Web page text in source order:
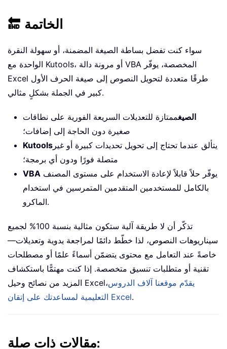
Next
End Sub
🔚 الخاتمة
سواء كنت تفضل بساطة الصيغة المضمنة، أو سهولة النقرة
الواحدة مع Kutools، أو مرونة دالة VBA المخصصة، يوفّر
Excel طرقًا متعددة لتحويل النصوص إلى صيغة الحرف الأول
كبير في الجملة بشكلٍ مثالي.
الصيغممتازة للتعديلات السريعة الفورية على نطاقات
صغيرة دون الحاجة إلى إضافات؛
Kutools يتألق عندما تحتاج إلى تحويل تحديدات كبيرة أو غير
متصلة فورًا ودون أي برمجة؛
VBA
بالكامل للمستخدمين المتقدمين المتمرسين في استخدام
الماكرو.
تذكّر أن لا طريقة آلية ستكون مثالية بنسبة 100% لجميع
سيناريوهات النصوص، لذا خطّط دائمًا لمراجعة يدوية وتعديلات—
خاصةً عند التعامل مع محتوى يتضمّن أسماءً علمًا أو مصطلحات
تقنية أو متطلبات تنسيق متخصصة. إذا كنت مهتمًّا باستكشاف
المزيد من نصائح وحيل Excel،يقدّم موقعنا آلاف الدروس
التعليمية لمساعدتك على إتقان Excel.
مقالات ذات صلة: